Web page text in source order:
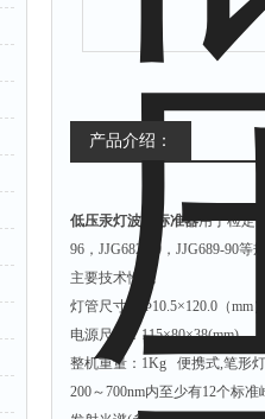
产品介绍：
低压汞灯波长标准器用于检定
96，JJG682-90，JJG689-90等
主要技术性能
灯管尺寸：Φ10.5×120.0（mm
电源尺寸：115×80×38(mm)
整机重量：1Kg 便携式,笔形
200～700nm内至少有12个标准